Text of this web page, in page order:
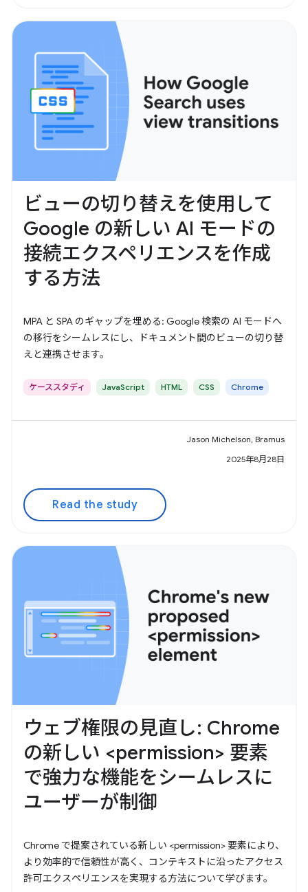
ビューの切り替えを使用して
Google の新しい AI モードの
接続エクスペリエンスを作成
する方法
MPA と SPA のギャップを埋める: Google 検索の AI モードへ
の移行をシームレスにし、ドキュメント間のビューの切り替
えと連携させます。
ケーススタディ JavaScript HTML CSS Chrome
Jason Michelson, Bramus
2025年8月28日
Read the study
ウェブ権限の見直し: Chrome
の新しい <permission> 要素
で強力な機能をシームレスに
ユーザーが制御
Chrome で提案されている新しい <permission> 要素により、
より効率的で信頼性が高く、コンテキストに沿ったアクセス
許可エクスペリエンスを実現する方法について学びます。